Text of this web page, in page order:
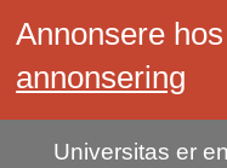
Annonsere
annonsering
Universitas er